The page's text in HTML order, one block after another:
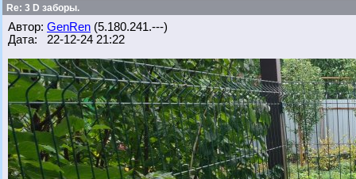
Re: 3 D заборы.
Автор: GenRen (5.180.241.---)
Дата: 22-12-24 21:22